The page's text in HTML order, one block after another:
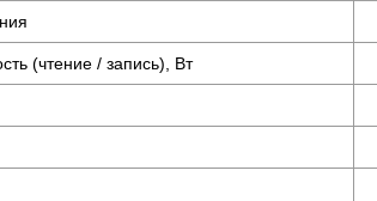
(чтение / запись), Вт